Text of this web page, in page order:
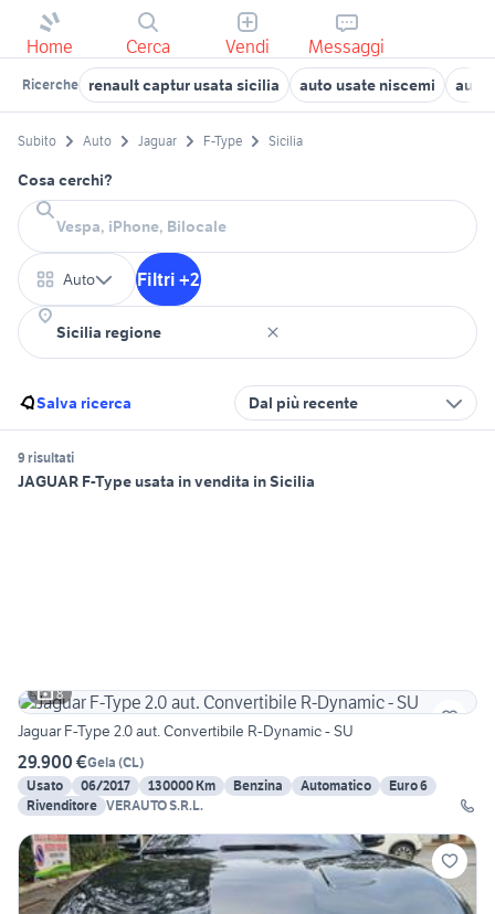
Home Cerca Vendi Messaggi
Ricerche renault captur usata sicilia auto usate niscemi auto
Subito Auto Jaguar F-Type Sicilia
Cosa cerchi?
Auto Filtri +2
Salva ricerca Dal più recente
9 risultati
JAGUAR F-Type usata in vendita in Sicilia
8
Jaguar F-Type 2.0 aut. Convertibile R-Dynamic - SU
29.900 €Gela (CL)
Usato
06/2017 130000 Km Benzina Automatico
Euro 6
Rivenditore VERAUTO S.R.L.